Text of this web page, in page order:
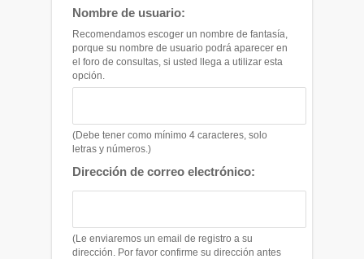
Nombre de usuario:
Recomendamos escoger un nombre de fantasía,
porque su nombre de usuario podrá aparecer en
el foro de consultas, si usted llega a utilizar esta
opción.
(Debe tener como mínimo 4 caracteres, solo
letras y números.)
Dirección de correo electrónico:
(Le enviaremos un email de registro a su
dirección. Por favor confirme su dirección antes